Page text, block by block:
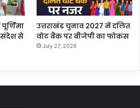
संदेश से
उत्तराखंड चुनाव 2027 में दलित
वोट बैंक पर बीजेपी का फोकस
July 27, 2026